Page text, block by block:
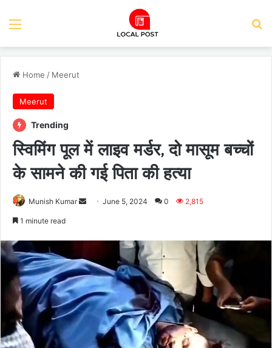
Menu
Home / Meerut
Meerut
Trending
स्विमिंग पूल में लाइव मर्डर, दो मासूम बच्चों
के सामने की गई पिता की हत्या
Munish Kumar
SendJune 5, 2024 0 2,815
1 minute read